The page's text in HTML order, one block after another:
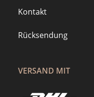
Kontakt
Rücksendung
VERSAND MIT